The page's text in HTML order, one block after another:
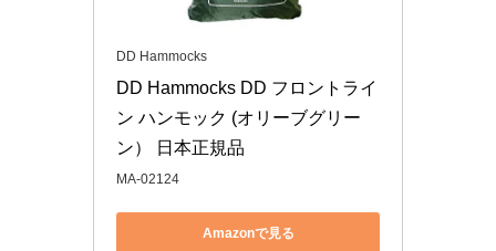
DD Hammocks
DD Hammocks DD フロントライ
ン ハンモック (オリーブグリー
ン） 日本正規品
MA-02124
Amazonで見る